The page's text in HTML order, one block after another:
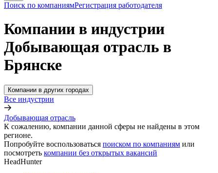
Поиск по компаниямРегистрация работодателя
Компании в индустрии
Добывающая отрасль в
Брянске
Компании в других городах
Все индустрии
Добывающая отрасль
К сожалению, компании данной сферы не найдены в этом
регионе.
Попробуйте воспользоваться поиском по компаниям или
посмотреть компании без открытых вакансий
HeadHunter